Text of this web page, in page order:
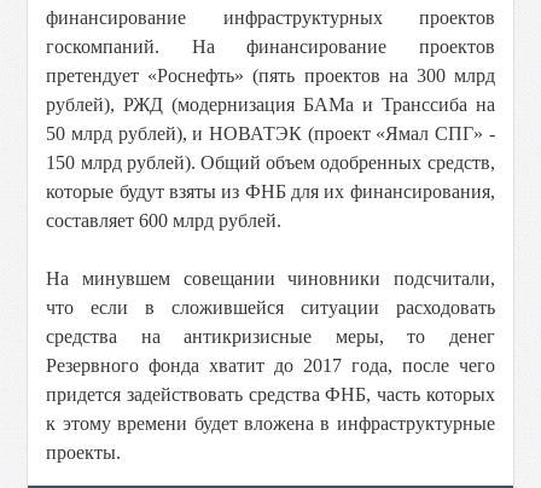
финансирование инфраструктурных проектов
госкомпаний. На финансирование проектов
претендует «Роснефть» (пять проектов на 300 млрд
рублей), РЖД (модернизация БАМа и Транссиба на
50 млрд рублей), и НОВАТЭК (проект «Ямал СПГ» -
150 млрд рублей). Общий объем одобренных средств,
которые будут взяты из ФНБ для их финансирования,
составляет 600 млрд рублей.
На минувшем совещании чиновники подсчитали,
что если в сложившейся ситуации расходовать
средства на антикризисные меры, то денег
Резервного фонда хватит до 2017 года, после чего
придется задействовать средства ФНБ, часть которых
к этому времени будет вложена в инфраструктурные
проекты.